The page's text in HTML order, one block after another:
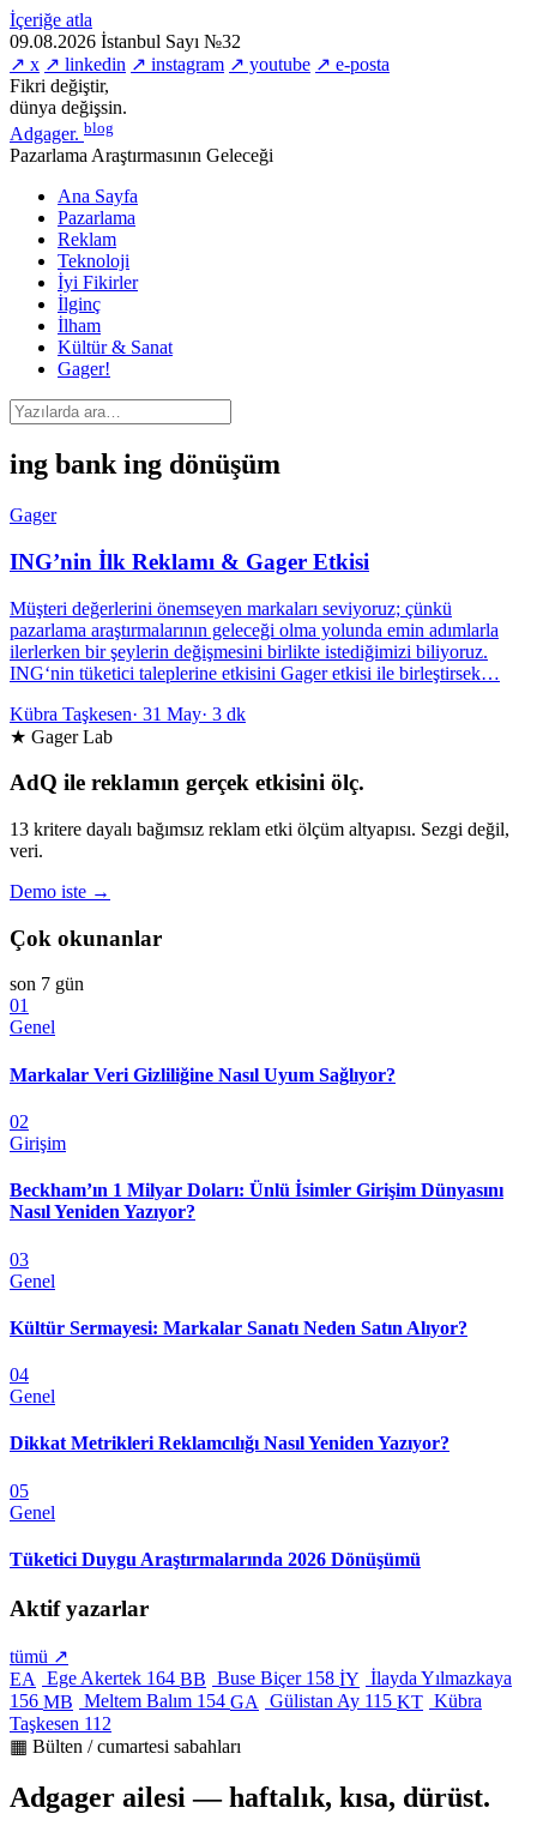
İçeriğe atla
09.08.2026 İstanbul Sayı №32
↗ x ↗ linkedin ↗ instagram ↗ youtube ↗ e-posta
Fikri değiştir,
dünya değişsin.
Adgager. blog
Pazarlama Araştırmasının Geleceği
Ana Sayfa
Pazarlama
Reklam
Teknoloji
İyi Fikirler
İlginç
İlham
Kültür & Sanat
Gager!
ing bank ing dönüşüm
Gager
ING’nin İlk Reklamı & Gager Etkisi
Müşteri değerlerini önemseyen markaları seviyoruz; çünkü
pazarlama araştırmalarının geleceği olma yolunda emin adımlarla
ilerlerken bir şeylerin değişmesini birlikte istediğimizi biliyoruz.
ING‘nin tüketici taleplerine etkisini Gager etkisi ile birleştirsek…
Kübra Taşkesen· 31 May· 3 dk
★ Gager Lab
AdQ ile reklamın gerçek etkisini ölç.
13 kritere dayalı bağımsız reklam etki ölçüm altyapısı. Sezgi değil,
veri.
Demo iste →
Çok okunanlar
son 7 gün
01
Genel
Markalar Veri Gizliliğine Nasıl Uyum Sağlıyor?
02
Girişim
Beckham’ın 1 Milyar Doları: Ünlü İsimler Girişim Dünyasını
Nasıl Yeniden Yazıyor?
03
Genel
Kültür Sermayesi: Markalar Sanatı Neden Satın Alıyor?
04
Genel
Dikkat Metrikleri Reklamcılığı Nasıl Yeniden Yazıyor?
05
Genel
Tüketici Duygu Araştırmalarında 2026 Dönüşümü
Aktif yazarlar
tümü ↗
EA
Ege Akertek 164 BB Buse Biçer 158 İY İlayda Yılmazkaya
156 MB Meltem Balım 154 GA Gülistan Ay 115 KT Kübra
Taşkesen 112
▦ Bülten / cumartesi sabahları
Adgager ailesi — haftalık, kısa, dürüst.